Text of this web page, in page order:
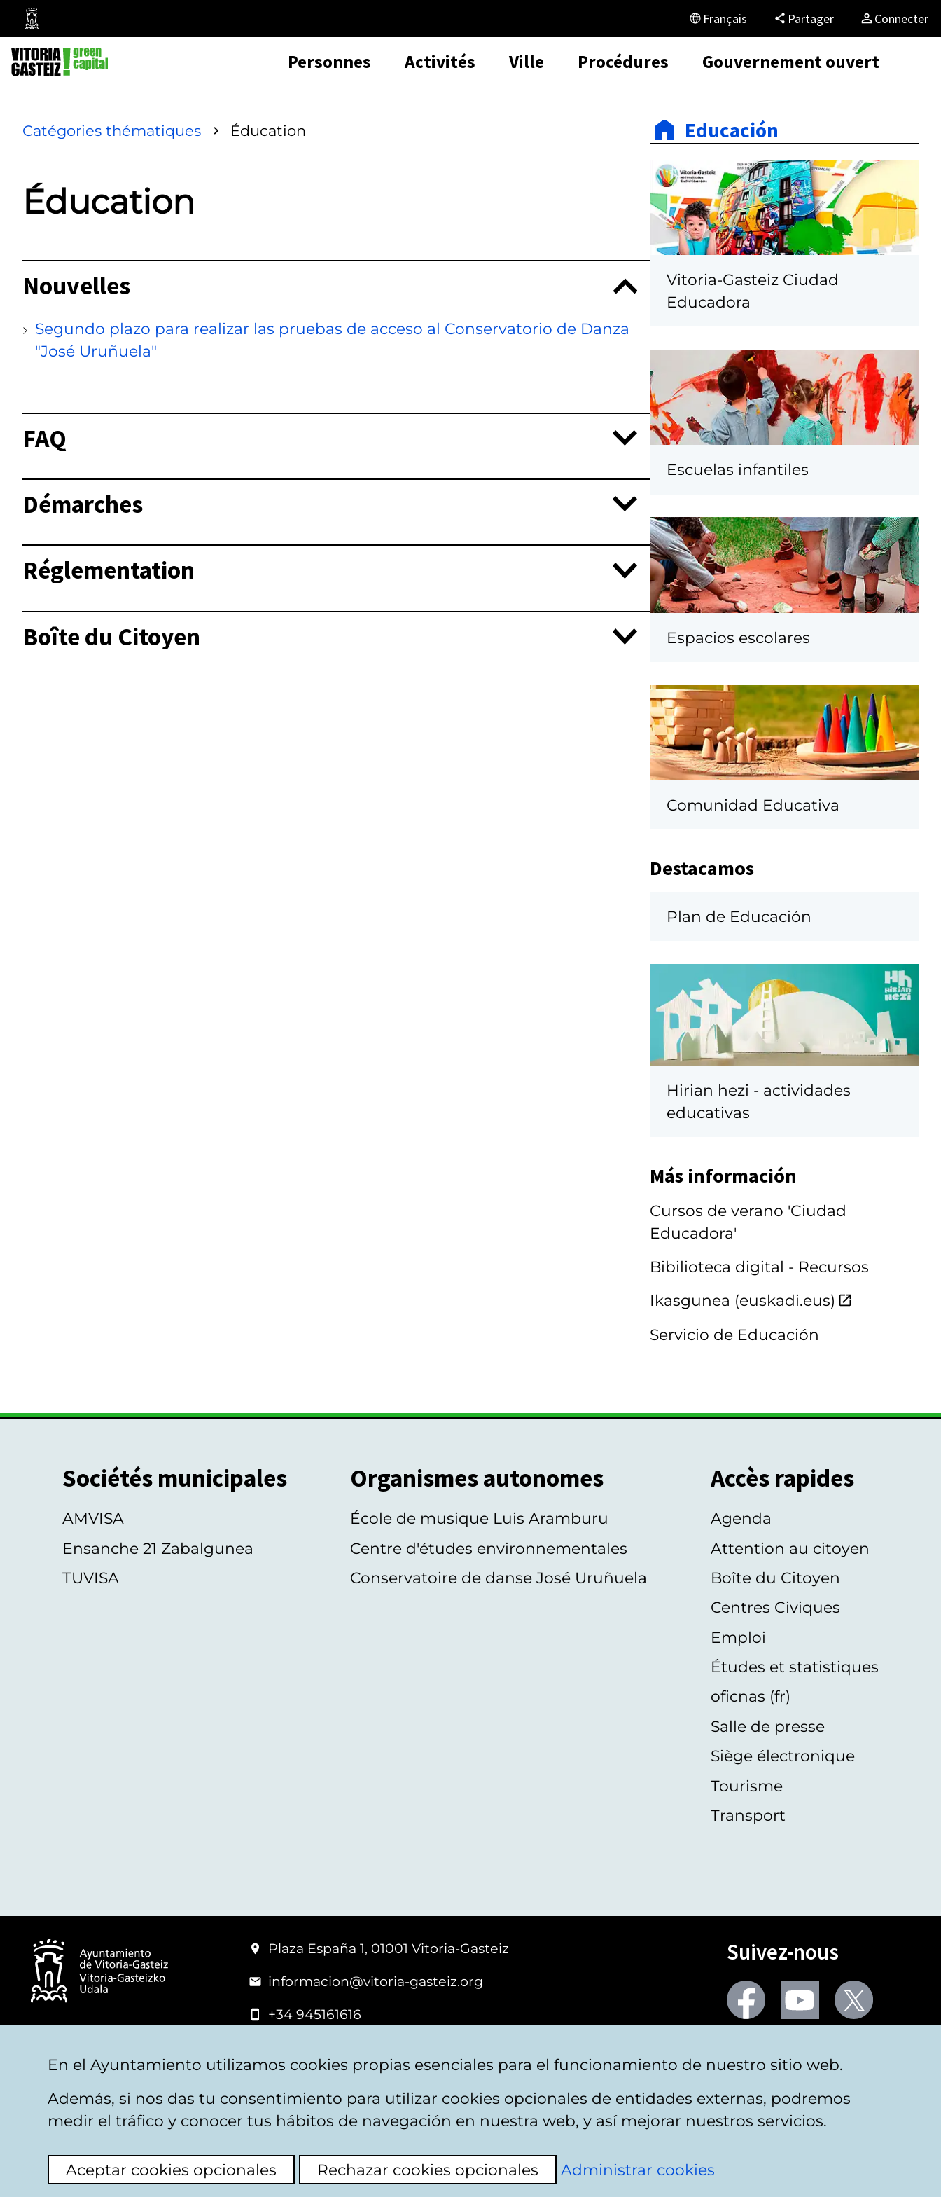
Mairie
de
Vitoria-
Gasteiz
Français Partager Connecter
Personnes Activités Ville Procédures Gouvernement ouvert
Catégories thématiques Éducation
Éducation
Nouvelles
Segundo plazo para realizar las pruebas de acceso al Conservatorio de Danza
"José Uruñuela"
FAQ
Démarches
Réglementation
Boîte du Citoyen
Educación
Vitoria-Gasteiz Ciudad
Educadora
Escuelas infantiles
Espacios escolares
Comunidad Educativa
Destacamos
Plan de Educación
Hirian hezi - actividades
educativas
Más información
Cursos de verano 'Ciudad
Educadora'
Bibilioteca digital - Recursos
Ikasgunea (euskadi.eus)
Servicio de Educación
Sociétés municipales
AMVISA
Ensanche 21 Zabalgunea
TUVISA
Organismes autonomes
École de musique Luis Aramburu
Centre d'études environnementales
Conservatoire de danse José Uruñuela
Accès rapides
Agenda
Attention au citoyen
Boîte du Citoyen
Centres Civiques
Emploi
Études et statistiques
oficnas (fr)
Salle de presse
Siège électronique
Tourisme
Transport
Plaza España 1, 01001 Vitoria-Gasteiz
informacion@vitoria-gasteiz.org
+34 945161616
Suivez-nous
Facebook Youtube
Mentions légalesConfidentialité Politica de cookies Plan du site Accessibilité Contact
En el Ayuntamiento utilizamos cookies propias esenciales para el funcionamiento de nuestro sitio web.
Además, si nos das tu consentimiento para utilizar cookies opcionales de entidades externas, podremos
medir el tráfico y conocer tus hábitos de navegación en nuestra web, y así mejorar nuestros servicios.
Aceptar cookies opcionales Rechazar cookies opcionales Administrar cookies